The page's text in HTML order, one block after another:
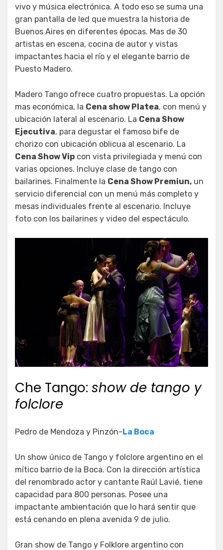
vivo y música electrónica. A todo eso se suma una
gran pantalla de led que muestra la historia de
Buenos Aires en diferentes épocas. Mas de 30
artistas en escena, cocina de autor y vistas
impactantes hacia el río y el elegante barrio de
Puesto Madero.
Madero Tango ofrece cuatro propuestas. La opción
mas económica, la Cena show Platea, con menú y
ubicación lateral al escenario. La Cena Show
Ejecutiva, para degustar el famoso bife de
chorizo con ubicación oblicua al escenario. La
Cena Show Vip con vista privilegiada y menú con
varias opciones. Incluye clase de tango con
bailarines. Finalmente la Cena Show Premiun, un
servicio diferencial con un menú más completo y
mesas individuales frente al escenario. Incluye
foto con los bailarines y video del espectáculo.
Che Tango: show de tango y
folclore
Pedro de Mendoza y Pinzón-La Boca
Un show único de Tango y folclore argentino en el
mítico barrio de la Boca. Con la dirección artística
del renombrado actor y cantante Raúl Lavié, tiene
capacidad para 800 personas. Posee una
impactante ambientación que lo hará sentir que
está cenando en plena avenida 9 de julio.
Gran show de Tango y Folklore argentino con